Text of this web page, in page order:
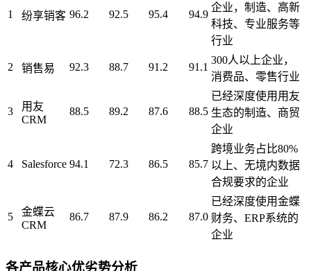
1 纷享销客 96.2 92.5 95.4 94.9
企业，制造、高新
科技、专业服务等
行业
2 销售易 92.3 88.7 91.2 91.1
300人以上企业，
消费品、零售行业
3
用友
CRM
88.5 89.2 87.6 88.5
已经深度使用用友
生态的制造、商贸
企业
4 Salesforce 94.1 72.3 86.5 85.7
跨境业务占比80%
以上、无境内数据
合规要求的企业
5
金蝶云
CRM
86.7 87.9 86.2 87.0
已经深度使用金蝶
财务、ERP系统的
企业
各产品核心优劣势分析